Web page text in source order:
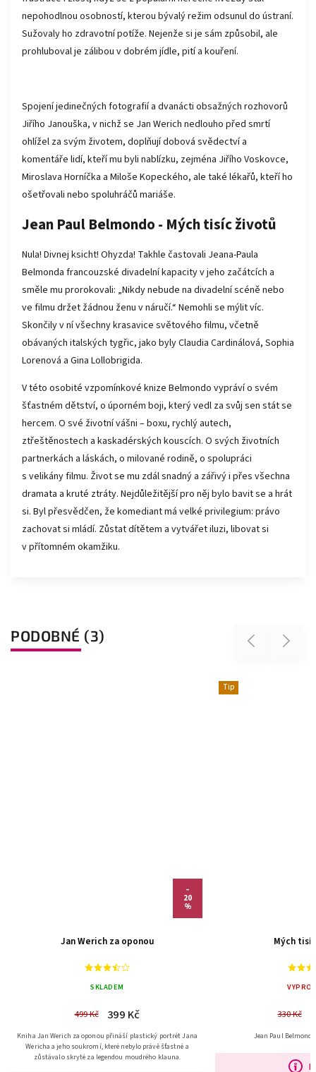
nepohodlnou osobností, kterou bývalý režim odsunul do ústraní.
Sužovaly ho zdravotní potíže. Nejenže si je sám způsobil, ale
prohluboval je zálibou v dobrém jídle, pití a kouření.
Spojení jedinečných fotografií a dvanácti obsažných rozhovorů
Jiřího Janouška, v nichž se Jan Werich nedlouho před smrtí
ohlížel za svým životem, doplňují dobová svědectví a
komentáře lidí, kteří mu byli nablízku, zejména Jiřího Voskovce,
Miroslava Horníčka a Miloše Kopeckého, ale také lékařů, kteří ho
ošetřovali nebo spoluhráčů mariáše.
Jean Paul Belmondo - Mých tisíc životů
Nula! Divnej ksicht! Ohyzda! Takhle častovali Jeana-Paula
Belmonda francouzské divadelní kapacity v jeho začátcích a
směle mu prorokovali: „Nikdy nebude na divadelní scéně nebo
ve filmu držet žádnou ženu v náručí.“ Nemohli se mýlit víc.
Skončily v ní všechny krasavice světového filmu, včetně
obávaných italských tygřic, jako byly Claudia Cardinálová, Sophia
Lorenová a Gina Lollobrigida.
V této osobité vzpomínkové knize Belmondo vypráví o svém
šťastném dětství, o úporném boji, který vedl za svůj sen stát se
hercem. O své životní vášni – boxu, rychlý autech,
ztřeštěnostech a kaskadérských kouscích. O svých životních
partnerkách a láskách, o milované rodině, o spolupráci
s velikány filmu. Život se mu zdál snadný a zářivý i přes všechna
dramata a kruté ztráty. Nejdůležitější pro něj bylo bavit se a hrát
si. Byl přesvědčen, že komediant má velké privilegium: právo
zachovat si mládí. Zůstat dítětem a vytvářet iluzi, libovat si
v přítomném okamžiku.
PODOBNÉ (3) Previous
–
20
%
Jan Werich za oponou
SKLADEM
499 Kč 399 Kč
Kniha Jan Werich za oponou přináší plastický portrét Jana
Wericha a jeho soukromí, které nebylo právě šťastné a
zůstávalo skryté za legendou moudrého klauna.
Tip
Mých
330 Kč
Jean Paul
Next